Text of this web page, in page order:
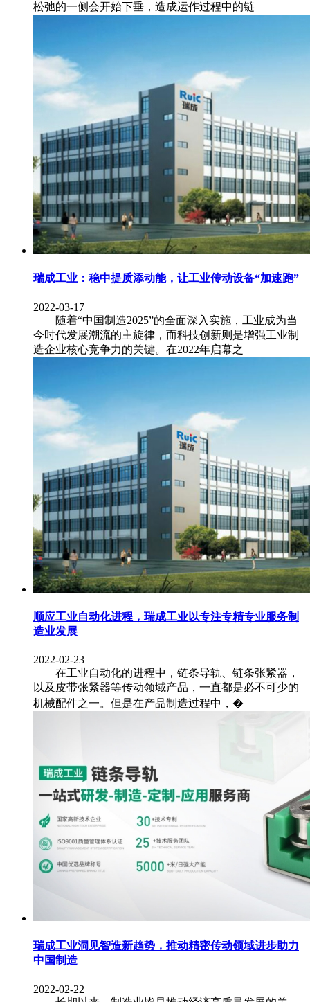
松弛的一侧会开始下垂，造成运作过程中的链
瑞成工业：稳中提质添动能，让工业传动设备“加速跑”
2022-03-17
随着“中国制造2025”的全面深入实施，工业成为当
今时代发展潮流的主旋律，而科技创新则是增强工业制
造企业核心竞争力的关键。在2022年启幕之
顺应工业自动化进程，瑞成工业以专注专精专业服务制
造业发展
2022-02-23
在工业自动化的进程中，链条导轨、链条张紧器，
以及皮带张紧器等传动领域产品，一直都是必不可少的
机械配件之一。但是在产品制造过程中，�
瑞成工业洞见智造新趋势，推动精密传动领域进步助力
中国制造
2022-02-22